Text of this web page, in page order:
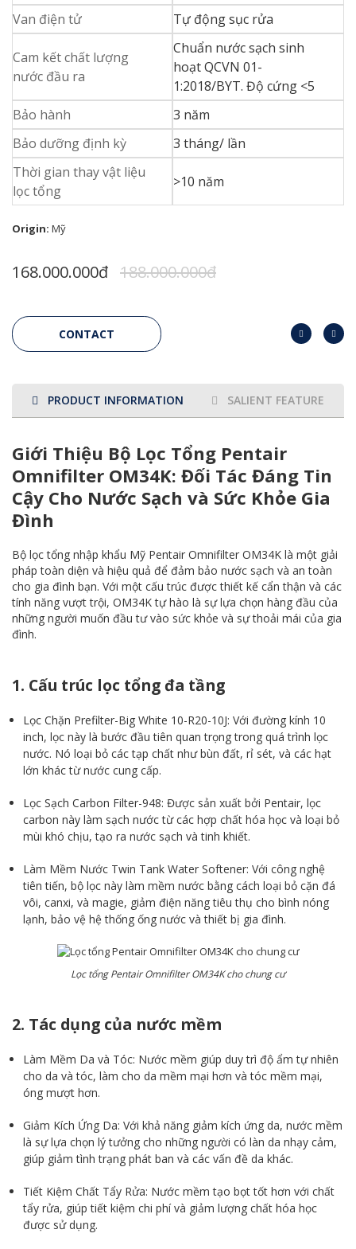
Van điện tử
Tự động sục rửa
Cam kết chất lượng
nước đầu ra
Chuẩn nước sạch sinh
hoạt QCVN 01-
1:2018/BYT. Độ cứng <5
Bảo hành
3 năm
Bảo dưỡng định kỳ
3 tháng/ lần
Thời gian thay vật liệu
lọc tổng
>10 năm
Origin: Mỹ
168.000.000đ 188.000.000đ
CONTACT
PRODUCT INFORMATION SALIENT FEATURES
Giới Thiệu Bộ Lọc Tổng Pentair
Omnifilter OM34K: Đối Tác Đáng Tin
Cậy Cho Nước Sạch và Sức Khỏe Gia
Đình
Bộ lọc tổng nhập khẩu Mỹ Pentair Omnifilter OM34K là một giải
pháp toàn diện và hiệu quả để đảm bảo nước sạch và an toàn
cho gia đình bạn. Với một cấu trúc được thiết kế cẩn thận và các
tính năng vượt trội, OM34K tự hào là sự lựa chọn hàng đầu của
những người muốn đầu tư vào sức khỏe và sự thoải mái của gia
đình.
1. Cấu trúc lọc tổng đa tầng
Lọc Chặn Prefilter-Big White 10-R20-10J: Với đường kính 10
inch, lọc này là bước đầu tiên quan trọng trong quá trình lọc
nước. Nó loại bỏ các tạp chất như bùn đất, rỉ sét, và các hạt
lớn khác từ nước cung cấp.
Lọc Sạch Carbon Filter-948: Được sản xuất bởi Pentair, lọc
carbon này làm sạch nước từ các hợp chất hóa học và loại bỏ
mùi khó chịu, tạo ra nước sạch và tinh khiết.
Làm Mềm Nước Twin Tank Water Softener: Với công nghệ
tiên tiến, bộ lọc này làm mềm nước bằng cách loại bỏ cặn đá
vôi, canxi, và magie, giảm điện năng tiêu thụ cho bình nóng
lạnh, bảo vệ hệ thống ống nước và thiết bị gia đình.
Lọc tổng Pentair Omnifilter OM34K cho chung cư
2. Tác dụng của nước mềm
Làm Mềm Da và Tóc: Nước mềm giúp duy trì độ ẩm tự nhiên
cho da và tóc, làm cho da mềm mại hơn và tóc mềm mại,
óng mượt hơn.
Giảm Kích Ứng Da: Với khả năng giảm kích ứng da, nước mềm
là sự lựa chọn lý tưởng cho những người có làn da nhạy cảm,
giúp giảm tình trạng phát ban và các vấn đề da khác.
Tiết Kiệm Chất Tẩy Rửa: Nước mềm tạo bọt tốt hơn với chất
tẩy rửa, giúp tiết kiệm chi phí và giảm lượng chất hóa học
được sử dụng.